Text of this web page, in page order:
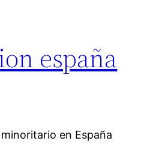
españa
en España